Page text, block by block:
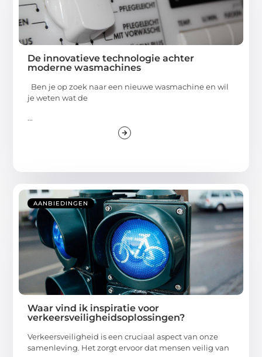
De innovatieve technologie achter
moderne wasmachines
Ben je op zoek naar een nieuwe wasmachine en wil
je weten wat de
...
AANBIEDINGEN
Waar vind ik inspiratie voor
verkeersveiligheidsoplossingen?
Verkeersveiligheid is een cruciaal aspect van onze
samenleving. Het zorgt ervoor dat mensen veilig van